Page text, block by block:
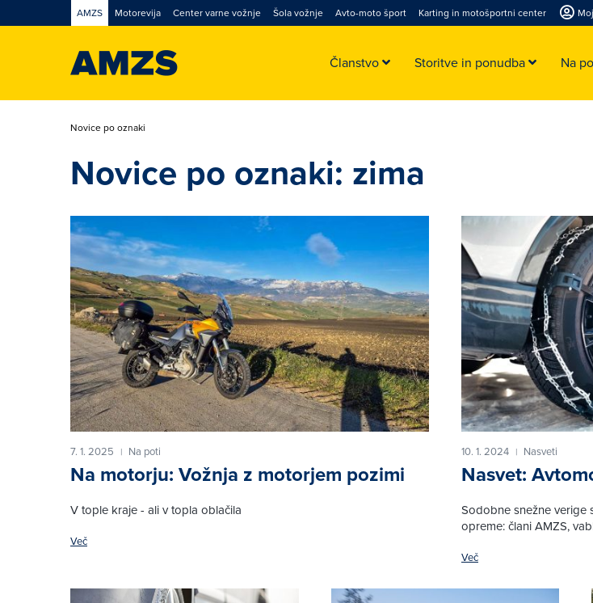
AMZS Motorevija Center varne vožnje Šola vožnje Avto-moto šport Karting in motošportni center
Članstvo Storitve in ponudba Na
Novice po oznaki
Novice po oznaki: zima
7. 1. 2025 | Na poti
Na motorju: Vožnja z motorjem pozimi
V tople kraje - ali v topla oblačila
Več
10. 1. 2024 | Nasveti
Nasvet:
Sodobne snežne verige
opreme: člani AMZS,
Več